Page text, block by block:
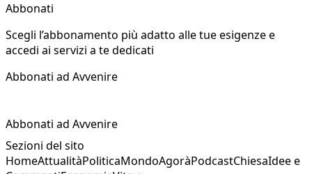
Abbonati
Scegli l’abbonamento più adatto alle tue esigenze e
accedi ai servizi a te dedicati
Abbonati ad Avvenire
Abbonati ad Avvenire
Sezioni del sito
HomeAttualitàPoliticaMondoAgoràPodcastChiesaIdee e